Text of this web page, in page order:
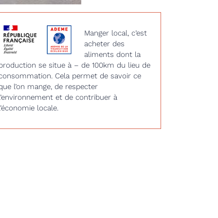
Manger local, c’est
acheter des
aliments dont la
se situe à – de 100km du lieu de
Cela permet de savoir ce
l’on mange, de respecter
et de contribuer à
locale.